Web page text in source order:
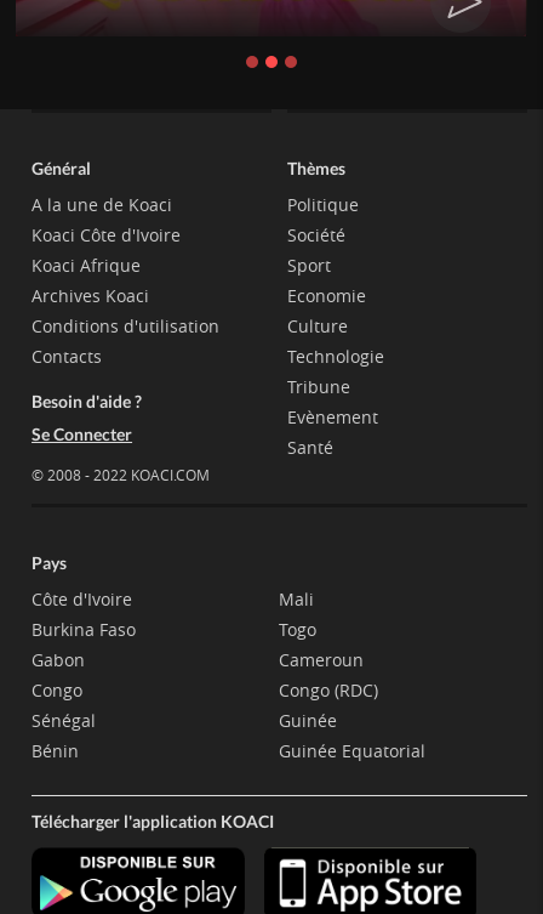
Général
A la une de Koaci
Koaci Côte d'Ivoire
Koaci Afrique
Archives Koaci
Conditions d'utilisation
Contacts
Besoin d'aide ?
Se Connecter
© 2008 - 2022 KOACI.COM
Thèmes
Politique
Société
Sport
Economie
Culture
Technologie
Tribune
Evènement
Santé
Pays
Côte d'Ivoire
Burkina Faso
Gabon
Congo
Sénégal
Bénin
Mali
Togo
Cameroun
Congo (RDC)
Guinée
Guinée Equatorial
Télécharger l'application KOACI